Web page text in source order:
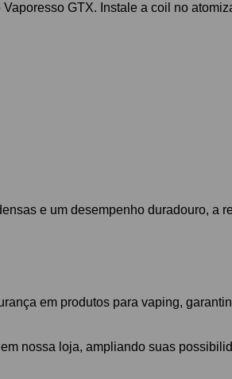
GTX. Instale a coil no
e um desempenho duradouro, a
em produtos para vaping,
em nossa loja, ampliando suas